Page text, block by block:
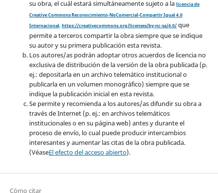
su obra, el cuál estará simultáneamente sujeto a la licencia de
Creative Commons Reconocimiento-NoComercial-Compartir Igual 4.0
Internacional. https://creativecommons.org/licenses/by-nc-sa/4.0/que
permite a terceros compartir la obra siempre que se indique
su autor y su primera publicación esta revista.
Los autores/as podrán adoptar otros acuerdos de licencia no
exclusiva de distribución de la versión de la obra publicada (p.
ej.: depositarla en un archivo telemático institucional o
publicarla en un volumen monográfico) siempre que se
indique la publicación inicial en esta revista.
Se permite y recomienda a los autores/as difundir su obra a
través de Internet (p. ej.: en archivos telemáticos
institucionales o en su página web) antes y durante el
proceso de envío, lo cual puede producir intercambios
interesantes y aumentar las citas de la obra publicada.
(VéaseEl efecto del acceso abierto).
Cómo citar